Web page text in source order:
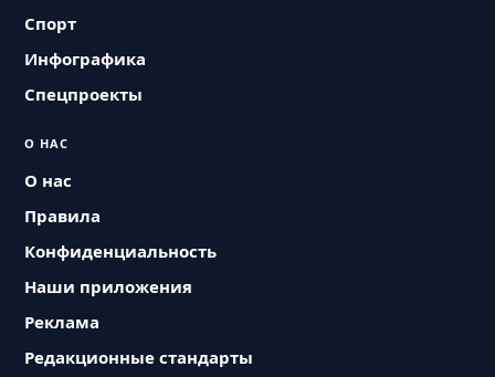
Спорт
Инфографика
Спецпроекты
О НАС
О нас
Правила
Конфиденциальность
Наши приложения
Реклама
Редакционные стандарты